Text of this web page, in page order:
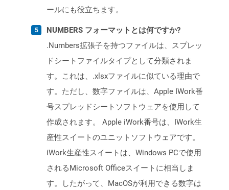
ールにも役立ちます。
NUMBERS フォーマットとは何ですか?
.Numbers拡張子を持つファイルは、スプレッ
ドシートファイルタイプとして分類されま
す。これは、.xlsxファイルに似ている理由で
す。ただし、数字ファイルは、Apple IWork番
号スプレッドシートソフトウェアを使用して
作成されます。 Apple iWork番号は、IWork生
産性スイートのユニットソフトウェアです。
iWork生産性スイートは、Windows PCで使用
されるMicrosoft Officeスイートに相当しま
す。したがって、MacOSが利用できる数字は